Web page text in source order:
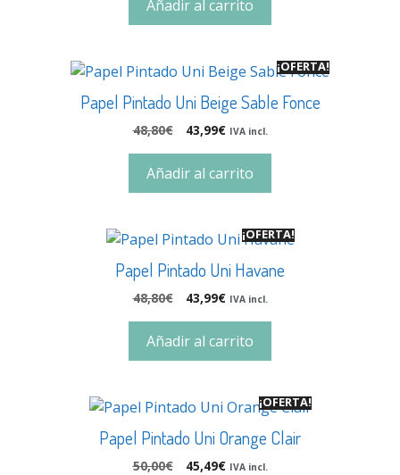
Añadir al carrito
¡OFERTA!
Papel Pintado Uni Beige Sable Fonce
48,80€ 43,99€ IVA incl.
Añadir al carrito
¡OFERTA!
Papel Pintado Uni Havane
48,80€ 43,99€ IVA incl.
Añadir al carrito
¡OFERTA!
Papel Pintado Uni Orange Clair
50,00€ 45,49€ IVA incl.